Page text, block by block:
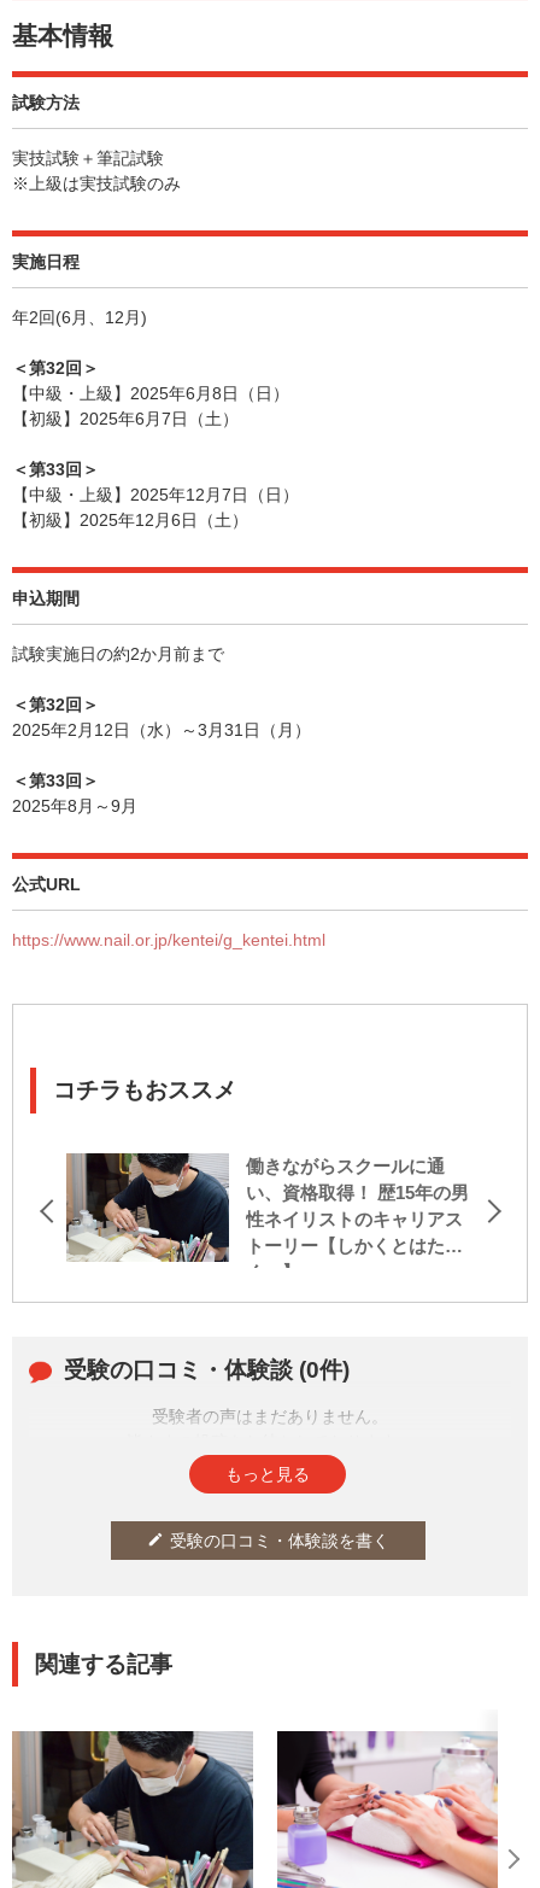
基本情報
試験方法
実技試験＋筆記試験
※上級は実技試験のみ
実施日程
年2回(6月、12月)
＜第32回＞
【中級・上級】2025年6月8日（日）
【初級】2025年6月7日（土）
＜第33回＞
【中級・上級】2025年12月7日（日）
【初級】2025年12月6日（土）
申込期間
試験実施日の約2か月前まで
＜第32回＞
2025年2月12日（水）～3月31日（月）
＜第33回＞
2025年8月～9月
公式URL
https://www.nail.or.jp/kentei/g_kentei.html
コチラもおススメ
働きながらスクールに通
い、資格取得！ 歴15年の男
性ネイリストのキャリアス
トーリー【しかくとはたら
く。】
受験の口コミ・体験談 (0件)
受験者の声はまだありません。
もっと見る
edit 受験の口コミ・体験談を書く
関連する記事